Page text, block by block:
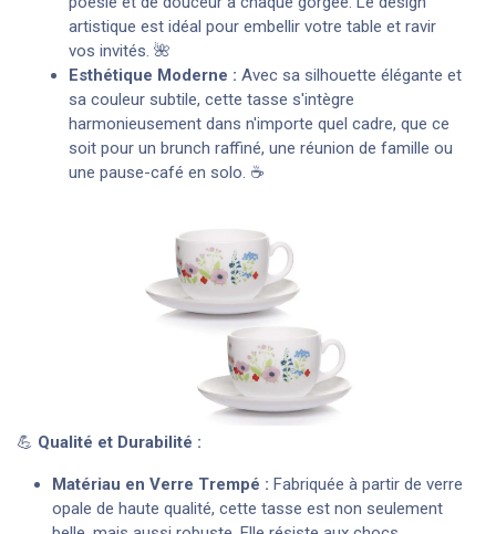
artistique est idéal pour embellir votre table et ravir
vos invités. 🌺
Esthétique Moderne : Avec sa silhouette élégante et
sa couleur subtile, cette tasse s'intègre
harmonieusement dans n'importe quel cadre, que ce
soit pour un brunch raffiné, une réunion de famille ou
une pause-café en solo. ☕
💪 Qualité et Durabilité :
Matériau en Verre Trempé : Fabriquée à partir de verre
opale de haute qualité, cette tasse est non seulement